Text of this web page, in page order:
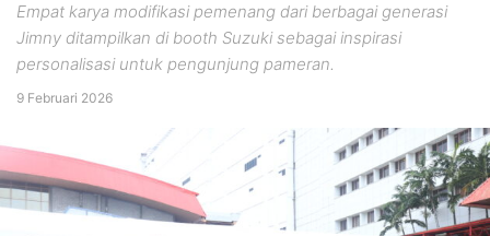
Empat karya modifikasi pemenang dari berbagai generasi
Jimny ditampilkan di booth Suzuki sebagai inspirasi
personalisasi untuk pengunjung pameran.
9 Februari 2026